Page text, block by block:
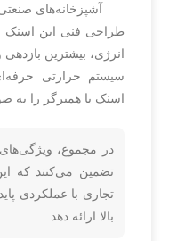
آشپزخانه‌های
طراحی فنی این اسنک
انرژی، بیشترین
سیستم حرارتی
اسنک یا همبرگر را
در مجموع،
تضمین می‌کنند که
تجاری با عملکردی
بالا ارائه دهد.